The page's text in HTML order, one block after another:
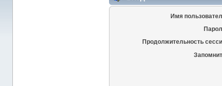
Имя
Продолжительность